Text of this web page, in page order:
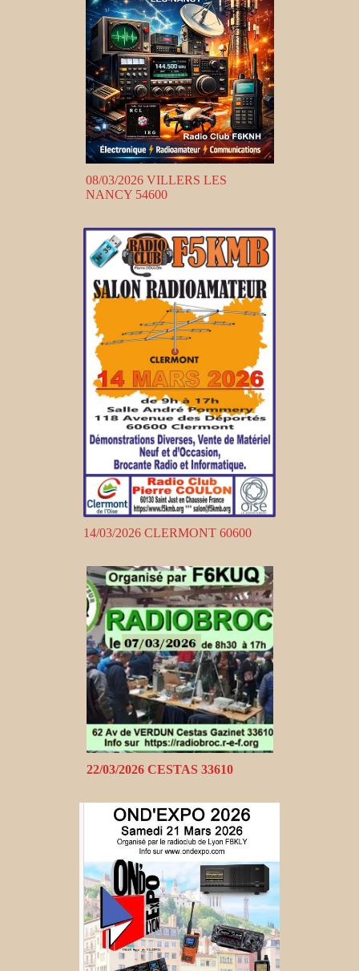
08/03/2026 VILLERS LES
NANCY 54600
14/03/2026 CLERMONT 60600
22/03/2026 CESTAS 33610